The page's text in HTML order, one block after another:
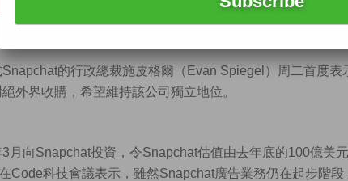
的行政總裁施皮格爾（Evan Spiegel）周二首度表
外界收購，希望維持該公司獨立地位。
月向Snapchat投資，令Snapchat估值由去年底的100億美
Code科技會議表示，雖然Snapchat廣告業務仍在起步階段